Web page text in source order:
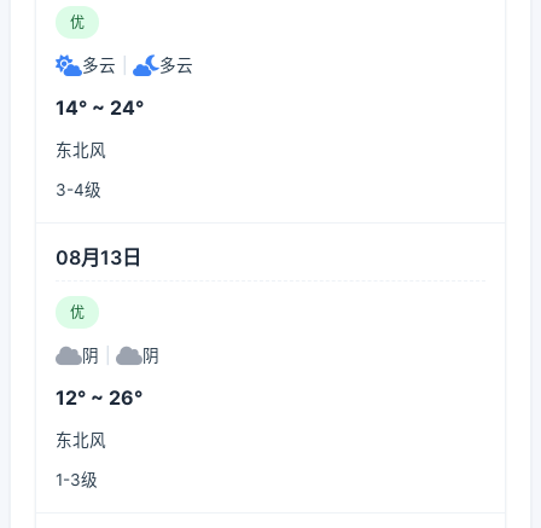
优
多云 多云
14° ~ 24°
东北风
3-4级
08月13日
优
阴 阴
12° ~ 26°
东北风
1-3级